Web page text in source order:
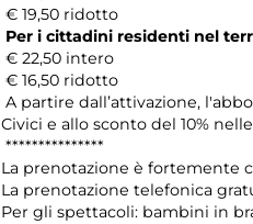
€ 19,50 ridotto
Per i cittadini residenti nel
€ 22,50 intero
€ 16,50 ridotto
A partire dall’attivazione,
Civici e allo sconto del 10%
***************
La prenotazione è fortemente
La prenotazione telefonica
Per gli spettacoli: bambini in